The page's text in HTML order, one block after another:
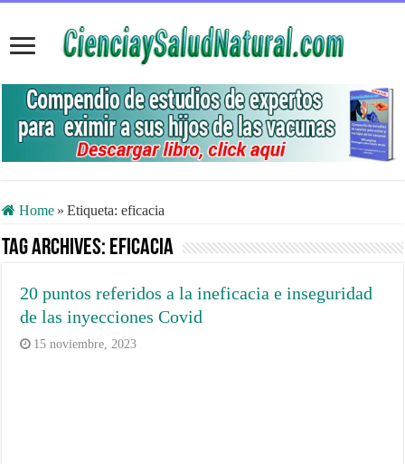
Home » Etiqueta:eficacia
Tag Archives: eficacia
20 puntos referidos a la ineficacia e inseguridad
de las inyecciones Covid
15 noviembre, 2023